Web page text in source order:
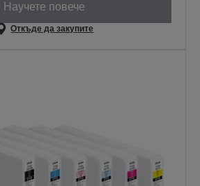
Научете повече
Откъде да закупите